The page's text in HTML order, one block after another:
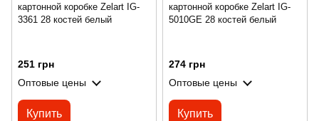
картонной коробке Zelart IG-
3361 28 костей белый
251 грн
Оптовые цены
Купить
картонной коробке Zelart IG-
5010GE 28 костей белый
274 грн
Оптовые цены
Купить